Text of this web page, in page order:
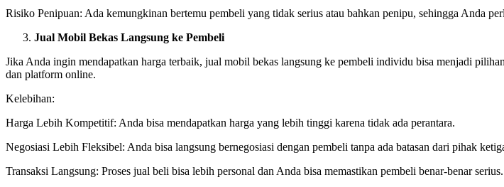
Risiko Penipuan: Ada kemungkinan bertemu pembeli yang tidak serius atau bahkan penipu, sehingga Anda
Jual Mobil Bekas Langsung ke Pembeli
Jika Anda ingin mendapatkan harga terbaik, jual mobil bekas langsung ke pembeli individu bisa menjadi
dan platform online.
Kelebihan:
Harga Lebih Kompetitif: Anda bisa mendapatkan harga yang lebih tinggi karena tidak ada perantara.
Negosiasi Lebih Fleksibel: Anda bisa langsung bernegosiasi dengan pembeli tanpa ada batasan dari pihak
Transaksi Langsung: Proses jual beli bisa lebih personal dan Anda bisa memastikan pembeli benar-benar serius.